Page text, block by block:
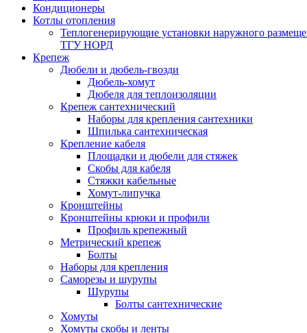
Кондиционеры
Котлы отопления
Теплогенерирующие установки наружного
ТГУ НОРД
Крепеж
Дюбели и дюбель-гвозди
Дюбель-хомут
Дюбеля для теплоизоляции
Крепеж сантехнический
Наборы для крепления сантехники
Шпилька сантехническая
Крепление кабеля
Площадки и дюбели для стяжек
Скобы для кабеля
Стяжки кабельные
Хомут-липучка
Кронштейны
Кронштейны крюки и профили
Профиль крепежный
Метрический крепеж
Болты
Наборы для крепления
Саморезы и шурупы
Шурупы
Болты сантехнические
Хомуты
Хомуты скобы и ленты